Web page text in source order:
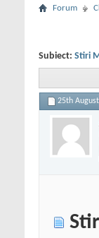
Forum
Subiect: Stiri
25th